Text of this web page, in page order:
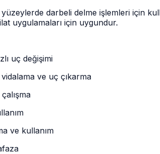
darbeli delme işlemleri için
uygulamaları için uygundur.
uç değişimi
ve uç çıkarma
ve kullanım